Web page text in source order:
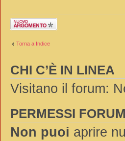
Scrivi un nuovo
argomento
Torna a Indice
CHI C’È IN LINEA
Visitano il forum:
PERMESSI FORUM
Non puoi aprire